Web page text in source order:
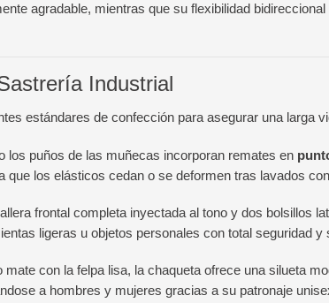
agradable, mientras que su flexibilidad
Industrial
estándares de confección para asegurar una larga
los puños de las muñecas incorporan remates en
los elásticos cedan o se deformen tras lavados
frontal completa inyectada al tono y dos bolsillos
ligeras u objetos personales con total seguridad
con la felpa lisa, la chaqueta ofrece una silueta
a hombres y mujeres gracias a su patronaje